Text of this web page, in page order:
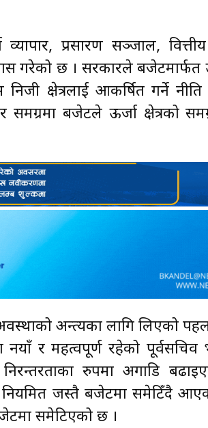
प्रसारण सञ्जाल,
गरेको छ । सरकारले बजेटमार्फत
निजी क्षेत्रलाई आकर्षित गर्ने
बजेटले ऊर्जा क्षेत्रको
अन्त्यका लागि लिएको पहल
र महत्वपूर्ण रहेको पूर्वसचिव
रुपमा अगाडि
जस्तै बजेटमा समेटिँदै
समेटिएको छ ।